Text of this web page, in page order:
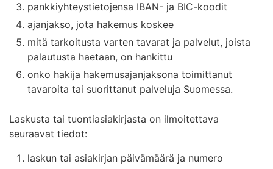
pankkiyhteystietojensa IBAN- ja BIC-koodit
ajanjakso, jota hakemus koskee
mitä tarkoitusta varten tavarat ja palvelut, joista
palautusta haetaan, on hankittu
onko hakija hakemusajanjaksona toimittanut
tavaroita tai suorittanut palveluja Suomessa.
Laskusta tai tuontiasiakirjasta on ilmoitettava
seuraavat tiedot:
laskun tai asiakirjan päivämäärä ja numero